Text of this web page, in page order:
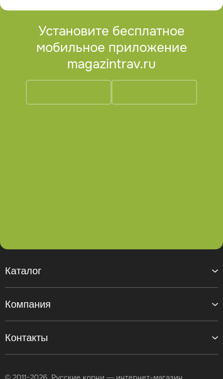
Установите бесплатное
мобильное приложение
magazintrav.ru
Контакты
Каталог
Компания